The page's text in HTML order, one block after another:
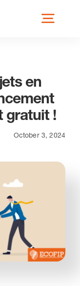
en
gratuit !
October 3, 2024